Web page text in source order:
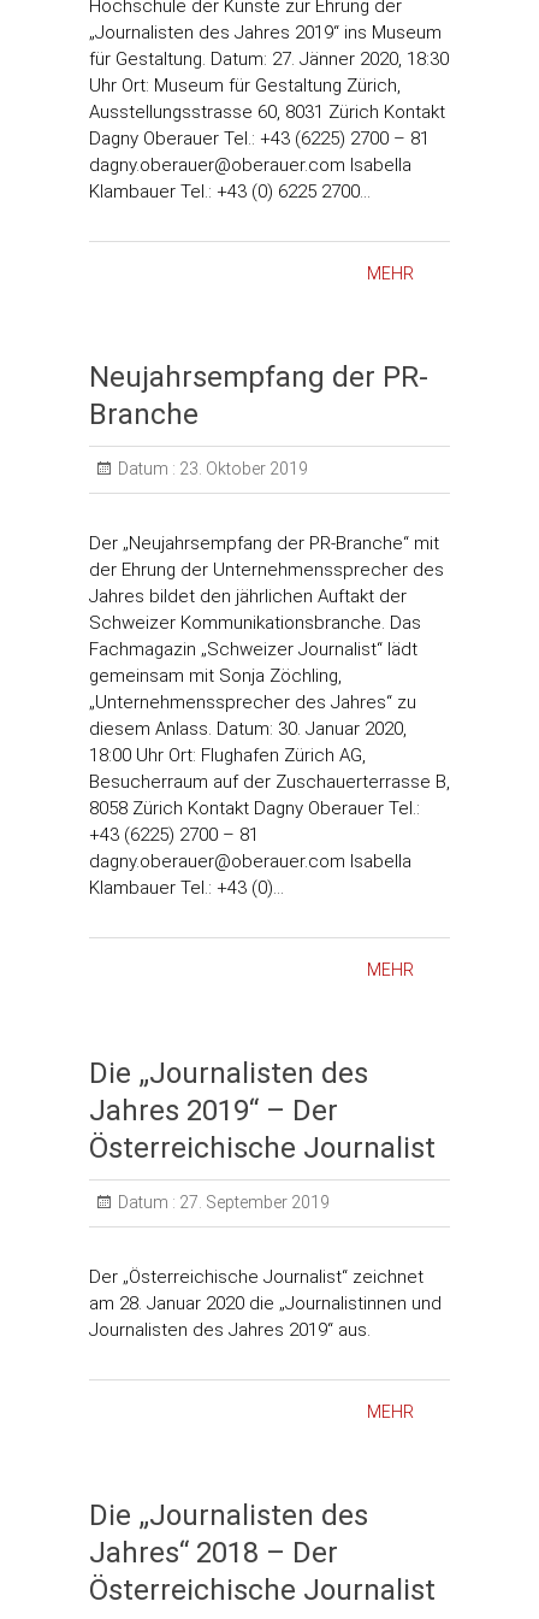
Hochschule der Künste zur Ehrung der
„Journalisten des Jahres 2019“ ins Museum
für Gestaltung. Datum: 27. Jänner 2020, 18:30
Uhr Ort: Museum für Gestaltung Zürich,
Ausstellungsstrasse 60, 8031 Zürich Kontakt
Dagny Oberauer Tel.: +43 (6225) 2700 – 81
dagny.oberauer@oberauer.com Isabella
Klambauer Tel.: +43 (0) 6225 2700…
MEHR
Neujahrsempfang der PR-
Branche
Datum : 23. Oktober 2019
Der „Neujahrsempfang der PR-Branche“ mit
der Ehrung der Unternehmenssprecher des
Jahres bildet den jährlichen Auftakt der
Schweizer Kommunikationsbranche. Das
Fachmagazin „Schweizer Journalist“ lädt
gemeinsam mit Sonja Zöchling,
„Unternehmenssprecher des Jahres“ zu
diesem Anlass. Datum: 30. Januar 2020,
18:00 Uhr Ort: Flughafen Zürich AG,
Besucherraum auf der Zuschauerterrasse B,
8058 Zürich Kontakt Dagny Oberauer Tel.:
+43 (6225) 2700 – 81
dagny.oberauer@oberauer.com Isabella
Klambauer Tel.: +43 (0)…
MEHR
Die „Journalisten des
Jahres 2019“ – Der
Österreichische Journalist
Datum : 27. September 2019
Der „Österreichische Journalist“ zeichnet
am 28. Januar 2020 die „Journalistinnen und
Journalisten des Jahres 2019“ aus.
MEHR
Die „Journalisten des
Jahres“ 2018 – Der
Österreichische Journalist